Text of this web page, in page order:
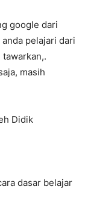
google dari
pelajari dari
masih
Didik
dasar belajar